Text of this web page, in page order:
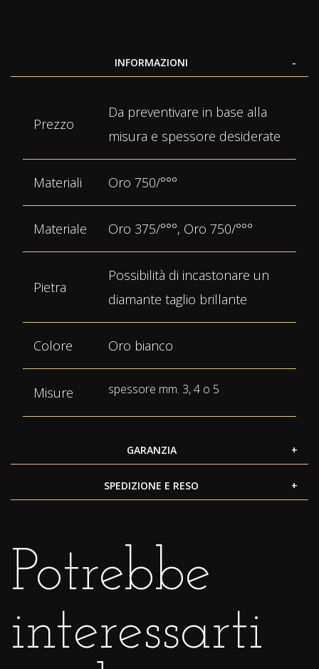
INFORMAZIONI
Prezzo
Da preventivare in base alla
misura e spessore desiderate
Materiali Oro 750/°°°
Materiale Oro 375/°°°, Oro 750/°°°
Pietra
Possibilità di incastonare un
diamante taglio brillante
Colore Oro bianco
Misure spessore mm. 3, 4 o 5
GARANZIA
SPEDIZIONE E RESO
Potrebbe
interessarti